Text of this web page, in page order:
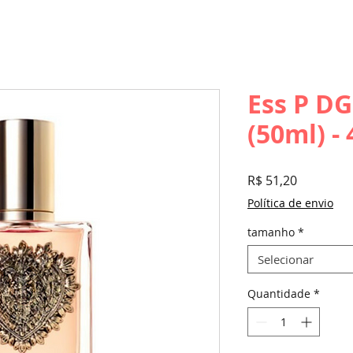
Ess P
(50ml) -
R$ 51,20Preço
Política de envio
tamanho *
Selecionar
Quantidade *